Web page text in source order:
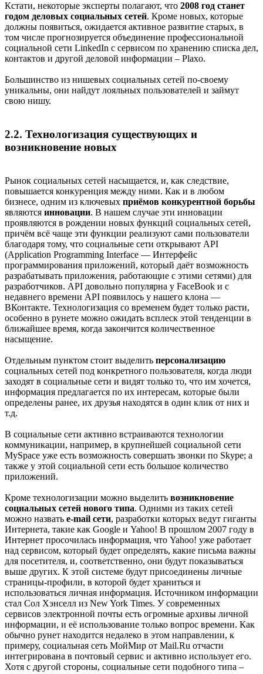
Кстати, некоторые эксперты полагают, что 2008 год станет
годом деловых социальных сетей. Кроме новых, которые
должны появиться, ожидается активное развитие старых, в
том числе прогнозируется объединение профессиональной
социальной сети LinkedIn с сервисом по хранению списка дел,
контактов и другой деловой информации – Plaxo.
Большинство из нишевых социальных сетей по-своему
уникальны, они найдут лояльных пользователей и займут
свою нишу.
2.2. Технологизация существующих и
возникновение новых
Рынок социальных сетей насыщается, и, как следствие,
повышается конкуренция между ними. Как и в любом
бизнесе, одним из ключевых приёмов конкурентной борьбы
являются инновации. В нашем случае эти инновации
проявляются в рождении новых функций социальных сетей,
причём всё чаще эти функции реализуют сами пользователи
благодаря тому, что социальные сети открывают API
(Application Programming Interface — Интерфейс
программирования приложений, который даёт возможность
разрабатывать приложения, работающие с этими сетями) для
разработчиков. API довольно популярна у FaceBook и с
недавнего времени API появилось у нашего клона —
ВКонтакте. Технологизация со временем будет только расти,
особенно в рунете можно ожидать всплеск этой тенденции в
ближайшее время, когда закончится количественное
насыщение.
Отдельным пунктом стоит выделить персонализацию
социальных сетей под конкретного пользователя, когда люди
заходят в социальные сети и видят только то, что им хочется,
информация предлагается по их интересам, которые были
определены ранее, их друзья находятся в один клик от них и
т.д.
В социальные сети активно встраиваются технологии
коммуникации, например, в крупнейшей социальной сети
MySpace уже есть возможность совершать звонки по Skype; а
также у этой социальной сети есть большое количество
приложений.
Кроме технологизации можно выделить возникновение
социальных сетей нового типа. Одними из таких сетей
можно назвать e-mail сети, разработки которых ведут гиганты
Интернета, такие как Google и Yahoo! В прошлом 2007 году в
Интернет просочилась информация, что Yahoo! уже работает
над сервисом, который будет определять, какие письма важны
для посетителя, и, соответственно, они будут показываться
выше других. К этой системе будут присоединены личные
страницы-профили, в которой будет храниться и
использоваться личная информация. Источником информации
стал Сол Хэнселл из New York Times. У современных
сервисов электронной почты есть огромные архивы личной
информации, и её использование только вопрос времени. Как
обычно рунет находится недалеко в этом направлении, к
примеру, социальная сеть МойМир от Mail.Ru отчасти
интегрирована в почтовый сервис и активно использует его.
Хотя с другой стороны, социальные сети подобного типа –